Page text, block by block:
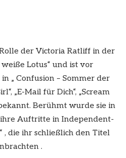
der Victoria Ratliff in der
Lotus“ und ist vor
„ Confusion – Sommer der
„E-Mail für Dich“, „Scream
Berühmt wurde sie in
Auftritte in Independent-
, die ihr schließlich den Titel
.